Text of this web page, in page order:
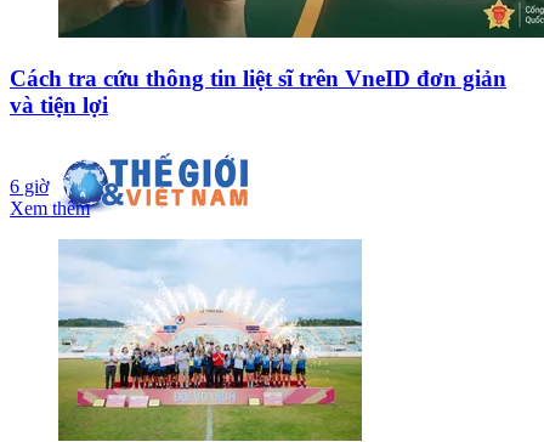
Cách tra cứu thông tin liệt sĩ trên VneID đơn giản
và tiện lợi
6 giờ
Xem thêm